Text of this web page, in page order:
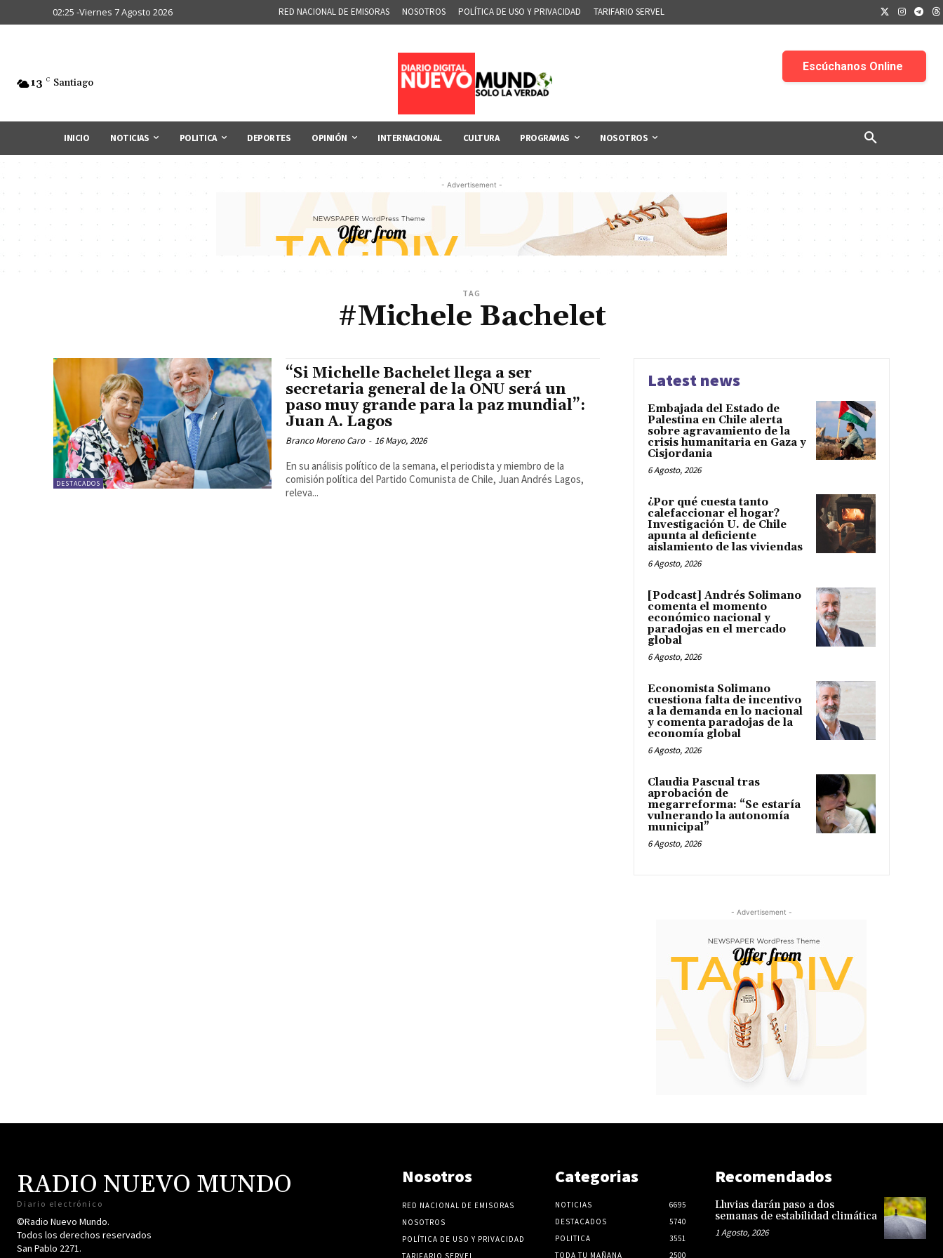
02:25 -Viernes 7 Agosto 2026 RED NACIONAL DE EMISORAS NOSOTROS POLÍTICA DE USO Y PRIVACIDAD TARIFARIO SERVEL
13 C Santiago
INICIO NOTICIAS POLITICA DEPORTES OPINIÓN INTERNACIONAL CULTURA PROGRAMAS NOSOTROS
- Advertisement -
TAG
#Michele Bachelet
DESTACADOS
“Si Michelle Bachelet llega a ser
secretaria general de la ONU será un
paso muy grande para la paz mundial”:
Juan A. Lagos
Branco Moreno Caro - 16 Mayo, 2026
En su análisis político de la semana, el periodista y miembro de la
comisión política del Partido Comunista de Chile, Juan Andrés Lagos,
releva...
Latest news
Embajada del Estado de
Palestina en Chile alerta
sobre agravamiento de la
crisis humanitaria en Gaza y
Cisjordania
6 Agosto, 2026
¿Por qué cuesta tanto
calefaccionar el hogar?
Investigación U. de Chile
apunta al deficiente
aislamiento de las viviendas
6 Agosto, 2026
[Podcast] Andrés Solimano
comenta el momento
económico nacional y
paradojas en el mercado
global
6 Agosto, 2026
Economista Solimano
cuestiona falta de incentivo
a la demanda en lo nacional
y comenta paradojas de la
economía global
6 Agosto, 2026
Claudia Pascual tras
aprobación de
megarreforma: “Se estaría
vulnerando la autonomía
municipal”
6 Agosto, 2026
- Advertisement -
RADIO NUEVO MUNDO
Diario electrónico
©Radio Nuevo Mundo.
Todos los derechos reservados
San Pablo 2271.
Nosotros
RED NACIONAL DE EMISORAS
NOSOTROS
POLÍTICA DE USO Y PRIVACIDAD
TARIFARIO SERVEL
Categorias
NOTICIAS
6695
DESTACADOS
5740
POLITICA
3551
TODA TU MAÑANA
2500
Recomendados
Lluvias darán paso a dos
semanas de estabilidad climática
1 Agosto, 2026